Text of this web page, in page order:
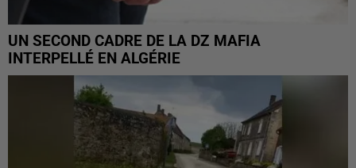
UN SECOND CADRE DE LA DZ MAFIA
INTERPELLÉ EN ALGÉRIE